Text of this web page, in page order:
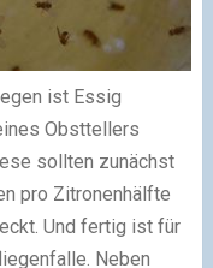
ist Essig
Obsttellers
sollten zunächst
pro Zitronenhälfte
Und fertig ist für
Neben